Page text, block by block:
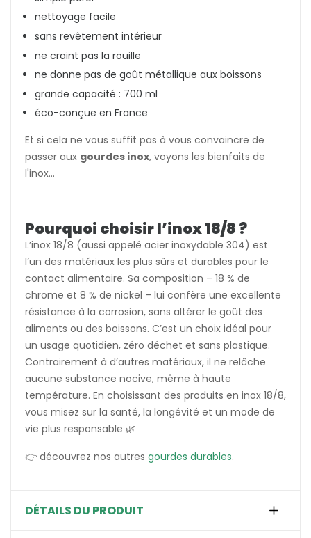
nettoyage facile
sans revêtement intérieur
ne craint pas la rouille
ne donne pas de goût métallique aux boissons
grande capacité : 700 ml
éco-conçue en France
Et si cela ne vous suffit pas à vous convaincre de
passer aux gourdes inox, voyons les bienfaits de
l'inox...
Pourquoi choisir l’inox 18/8 ?
L’inox 18/8 (aussi appelé acier inoxydable 304) est
l’un des matériaux les plus sûrs et durables pour le
contact alimentaire. Sa composition – 18 % de
chrome et 8 % de nickel – lui confère une excellente
résistance à la corrosion, sans altérer le goût des
aliments ou des boissons. C’est un choix idéal pour
un usage quotidien, zéro déchet et sans plastique.
Contrairement à d’autres matériaux, il ne relâche
aucune substance nocive, même à haute
température. En choisissant des produits en inox 18/8,
vous misez sur la santé, la longévité et un mode de
vie plus responsable 🌿
👉 découvrez nos autres gourdes durables.
DÉTAILS DU PRODUIT